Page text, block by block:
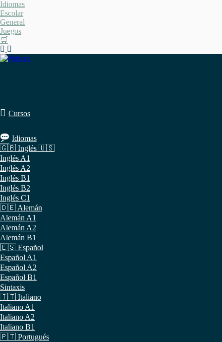
Saltar
al
contenido
Idiomas
Escolar
General
Juegos
🛒
Cursos
Idiomas
🇬🇧 Inglés 🇺🇸
Inglés A1
Inglés A2
Inglés B1
Inglés B2
Inglés C1
🇩🇪 Alemán
Alemán A1
Alemán A2
Alemán B1
🇪🇸 Español
Español A1
Español A2
Español B1
Sintaxis
🇮🇹 Italiano
Italiano A1
Italiano A2
Italiano B1
🇵🇹 Portugués